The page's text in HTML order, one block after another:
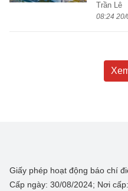
Trần Lê
08:24
Giấy phép hoạt động báo chí
Cấp ngày: 30/08/2024; Nơi